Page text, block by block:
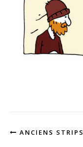
ANCIENS STRIPS